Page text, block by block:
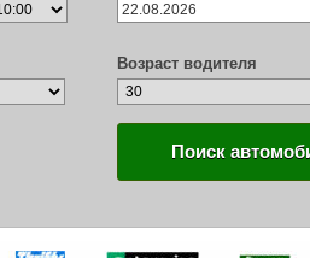
Возраст водителя
Поиск